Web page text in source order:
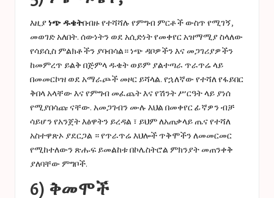
እዚያነጭ ዱቄትበብዙ የተሻሻሉ የምግብ ምርቶች ውስጥ የሚገኝ,
መወገድ አለበት. ሰውነትን ወደ አሲድነት የመቀየር አዝማሚያ ስላለው
የሳይሲስ ምልክቶችን ያባብሳል። ነጭ ዳቦዎችን እና መጋገሪያዎችን
ከመምረጥ ይልቅ በጅምላ ዱቄት ወይም ያልተጣራ ጥራጥሬ ላይ
በመመርኮዝ ወደ አማራጮች መዞር ይሻላል. የኋለኛው የተሻለ የፋይበር
ቅበላ አላቸው እና የምግብ መፈጨት እና የሽንት ሥርዓት ላይ ያነሰ
የሚያበሳጩ ናቸው. አመጋገብን ሙሉ እህል በመቀየር ፊኛዎን ብቻ
ሳይሆን የአንጀት እፅዋትን ይረዳል ፣ ይህም ለአጠቃላይ ጤና የተሻለ
አስተዋጽኦ ያደርጋል ። የጥራጥሬ እህሎች ጥቅሞችን ለመመርመር
የሚከተለውን ጽሑፍ ይመልከቱበኮሌስትሮል ምክንያት መጠንቀቅ
ያለባቸው ምግቦች.
6) ቅመሞች